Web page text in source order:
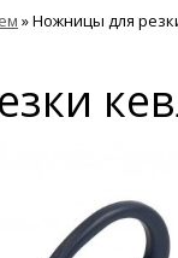
»Ножницы для